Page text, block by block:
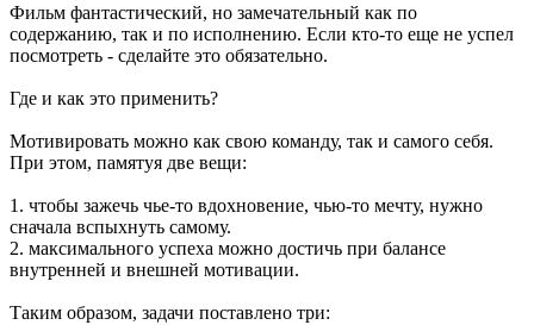
Фильм фантастический, но замечательный как по
содержанию, так и по исполнению. Если кто-то еще не успел
посмотреть - сделайте это обязательно.
Где и как это применить?
Мотивировать можно как свою команду, так и самого себя.
При этом, памятуя две вещи:
1. чтобы зажечь чье-то вдохновение, чью-то мечту, нужно
сначала вспыхнуть самому.
2. максимального успеха можно достичь при балансе
внутренней и внешней мотивации.
Таким образом, задачи поставлено три: